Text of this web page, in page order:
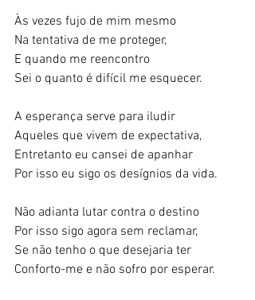
Às vezes fujo de mim mesmo
Na tentativa de me proteger,
E quando me reencontro
Sei o quanto é difícil me esquecer.
A esperança serve para iludir
Aqueles que vivem de expectativa,
Entretanto eu cansei de apanhar
Por isso eu sigo os desígnios da vida.
Não adianta lutar contra o destino
Por isso sigo agora sem reclamar,
Se não tenho o que desejaria ter
Conforto-me e não sofro por esperar.